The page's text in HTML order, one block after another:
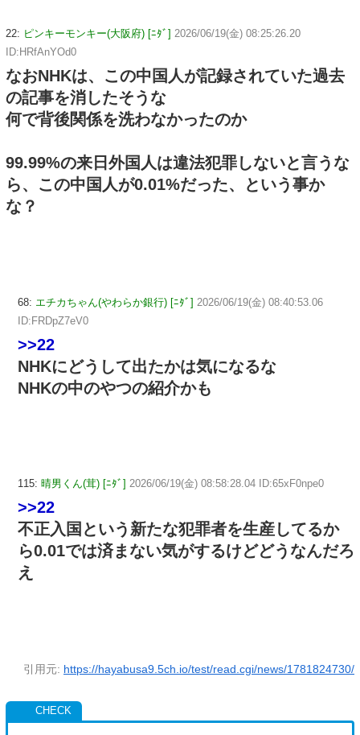
22: ピンキーモンキー(大阪府) [ﾆﾀﾞ] 2026/06/19(金) 08:25:26.20
ID:HRfAnYOd0
なおNHKは、この中国人が記録されていた過去
の記事を消したそうな
何で背後関係を洗わなかったのか
99.99%の来日外国人は違法犯罪しないと言うな
ら、この中国人が0.01%だった、という事か
な？
68: エチカちゃん(やわらか銀行) [ﾆﾀﾞ] 2026/06/19(金) 08:40:53.06
ID:FRDpZ7eV0
>>22
NHKにどうして出たかは気になるな
NHKの中のやつの紹介かも
115: 晴男くん(茸) [ﾆﾀﾞ] 2026/06/19(金) 08:58:28.04 ID:65xF0npe0
>>22
不正入国という新たな犯罪者を生産してるか
ら0.01では済まない気がするけどどうなんだろ
え
引用元: https://hayabusa9.5ch.io/test/read.cgi/news/1781824730/